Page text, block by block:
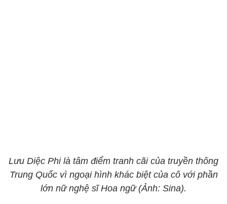
Lưu Diệc Phi là tâm điểm tranh cãi của truyền thông
Trung Quốc vì ngoại hình khác biệt của cô với phần
lớn nữ nghệ sĩ Hoa ngữ (Ảnh: Sina).